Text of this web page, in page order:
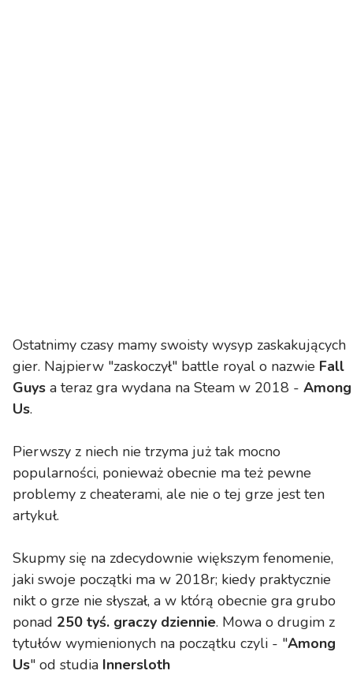
Ostatnimy czasy mamy swoisty wysyp zaskakujących
gier. Najpierw "zaskoczył" battle royal o nazwie Fall
Guys a teraz gra wydana na Steam w 2018 - Among
Us.
Pierwszy z niech nie trzyma już tak mocno
popularności, ponieważ obecnie ma też pewne
problemy z cheaterami, ale nie o tej grze jest ten
artykuł.
Skupmy się na zdecydownie większym fenomenie,
jaki swoje początki ma w 2018r; kiedy praktycznie
nikt o grze nie słyszał, a w którą obecnie gra grubo
ponad 250 tyś. graczy dziennie. Mowa o drugim z
tytułów wymienionych na początku czyli - "Among
Us" od studia Innersloth